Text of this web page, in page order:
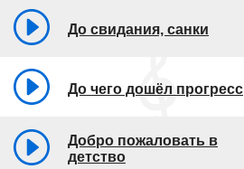
До свидания, санки
До чего дошёл прогресс
Добро пожаловать в
детство